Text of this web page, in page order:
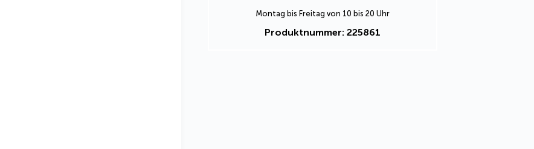
Montag bis Freitag von 10 bis 20 Uhr
Produktnummer: 225861